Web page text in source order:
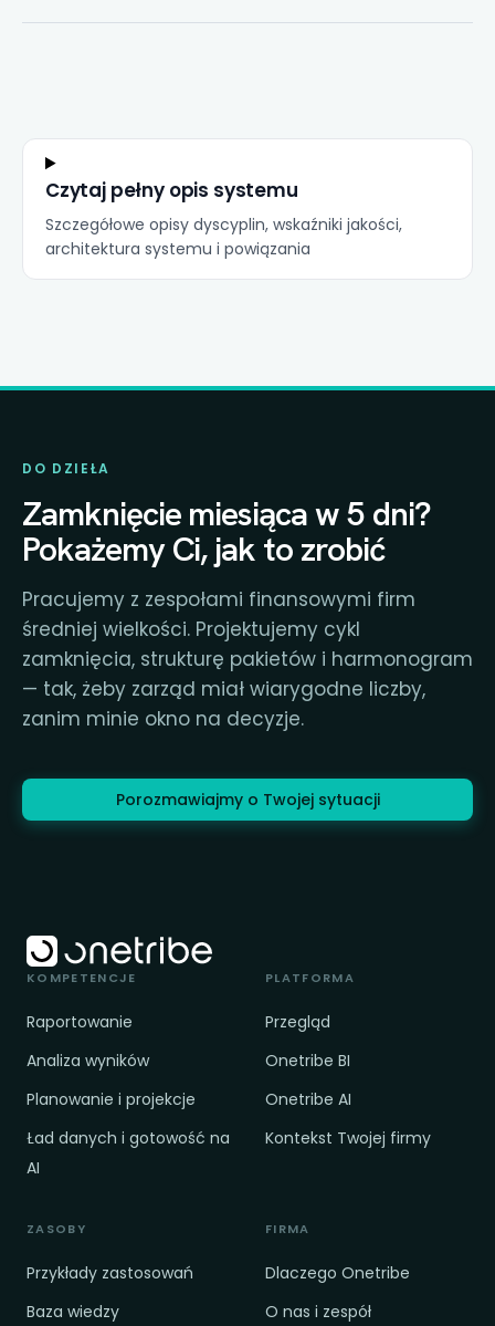
Czytaj pełny opis systemu
Szczegółowe opisy dyscyplin, wskaźniki jakości,
architektura systemu i powiązania
DO DZIEŁA
Zamknięcie miesiąca w 5 dni?
Pokażemy Ci, jak to zrobić
Pracujemy z zespołami finansowymi firm
średniej wielkości. Projektujemy cykl
zamknięcia, strukturę pakietów i harmonogram
— tak, żeby zarząd miał wiarygodne liczby,
zanim minie okno na decyzje.
Porozmawiajmy o Twojej sytuacji
KOMPETENCJE
Raportowanie
Analiza wyników
Planowanie i projekcje
Ład danych i gotowość na
AI
PLATFORMA
Przegląd
Onetribe BI
Onetribe AI
Kontekst Twojej firmy
ZASOBY
Przykłady zastosowań
Baza wiedzy
FIRMA
Dlaczego Onetribe
O nas i zespół